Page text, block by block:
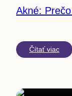
Akné:
Čítať viac